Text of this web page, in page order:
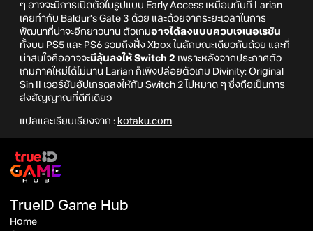
ๆ อาจจะมีการเปิดตัวในรูปแบบ Early Access เหมือนกับที่ Larian
เคยทำกับ Baldur’s Gate 3 ด้วย และด้วยจากระยะเวลาในการ
พัฒนาที่น่าจะอีกยาวนาน ตัวเกมอาจได้ลงแบบควบเจเนอเรชัน
ทั้งบน PS5 และ PS6 รวมถึงฝั่ง Xbox ในลักษณะเดียวกันด้วย และที่
น่าสนใจคืออาจจะมีลุ้นลงให้ Switch 2 เพราะหลังจากประกาศตัว
เกมภาคใหม่ได้ไม่นาน Larian ก็เพิ่งปล่อยตัวเกม Divinity: Original
Sin II เวอร์ชันอัปเกรดลงให้กับ Switch 2 ไปหมาด ๆ ซึ่งถือเป็นการ
ส่งสัญญาณที่ดีทีเดียว
แปลและเรียบเรียงจาก : kotaku.com
TrueID Game Hub
Home